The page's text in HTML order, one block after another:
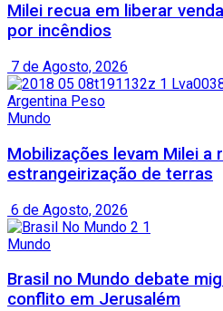
Milei recua em liberar
por incêndios
7 de Agosto, 2026
Mundo
Mobilizações levam Milei a
estrangeirização de terras
6 de Agosto, 2026
Mundo
Brasil no Mundo debate
conflito em Jerusalém